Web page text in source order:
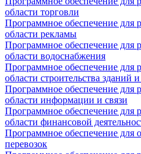
области торговли
Программное обеспечение для
области рекламы
Программное обеспечение для
области водоснабжения
Программное обеспечение для
области строительства
Программное обеспечение для
области информации и связи
Программное обеспечение для
области финансовой
Программное обеспечение для
перевозок